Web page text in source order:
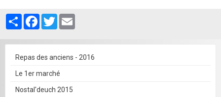
PartagerFacebook
Twitter
Repas des anciens - 2016
Le 1er marché
Nostal'deuch 2015